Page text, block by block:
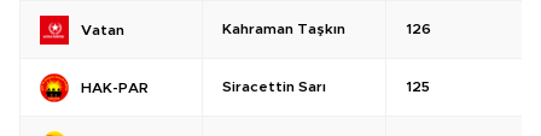
Vatan Kahraman Taşkın 126
HAK-PAR Siracettin Sarı 125